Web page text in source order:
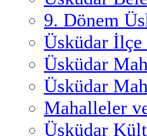
9. Dönem
Üsküdar
Üsküdar
Üsküdar
Mahalleler
Üsküdar